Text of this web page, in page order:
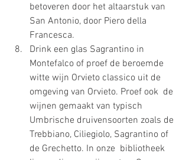
betoveren door het altaarstuk van
San Antonio, door Piero della
Francesca.
Drink een glas Sagrantino in
Montefalco of proef de beroemde
witte wijn Orvieto classico uit de
omgeving van Orvieto. Proef ook  de
wijnen gemaakt van typisch
Umbrische druivensoorten zoals de
Trebbiano, Ciliegiolo, Sagrantino of
de Grechetto. In onze  bibliotheek